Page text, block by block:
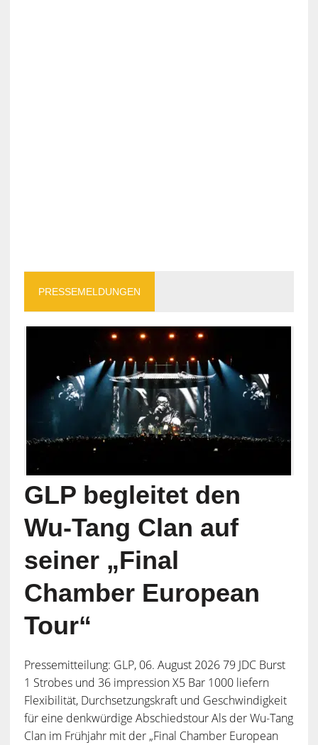
PRESSEMELDUNGEN
GLP begleitet den
Wu-Tang Clan auf
seiner „Final
Chamber European
Tour“
Pressemitteilung: GLP, 06. August 2026 79 JDC Burst
1 Strobes und 36 impression X5 Bar 1000 liefern
Flexibilität, Durchsetzungskraft und Geschwindigkeit
für eine denkwürdige Abschiedstour Als der Wu-Tang
Clan im Frühjahr mit der „Final Chamber European